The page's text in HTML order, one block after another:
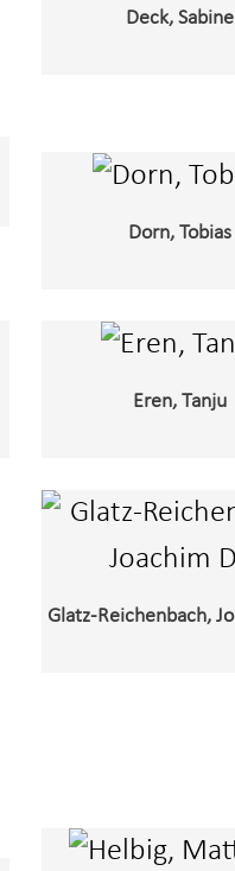
Deck, Sabine
Dorn, Tobias
Eren, Tanju
Glatz-Reichenbach,